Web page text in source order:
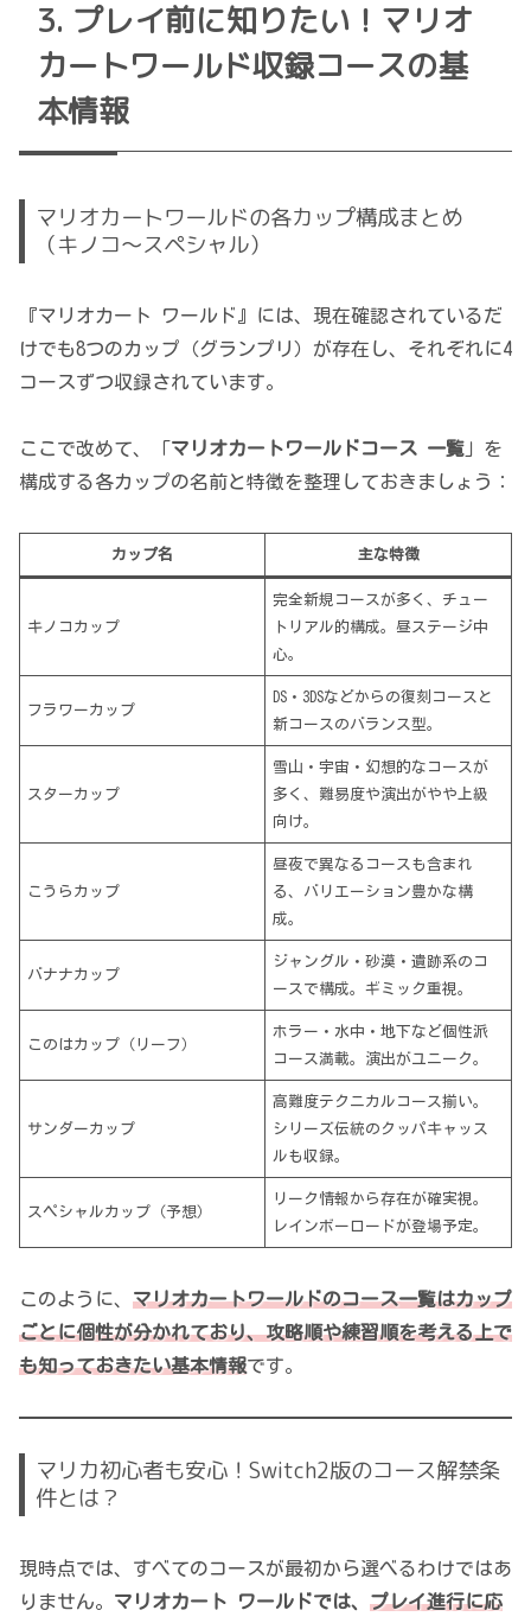
プレイ前に知りたい！マリオ
カートワールド収録コースの基
本情報
マリオカートワールドの各カップ構成まとめ
（キノコ～スペシャル）
『マリオカート ワールド』には、現在確認されているだ
けでも8つのカップ（グランプリ）が存在し、それぞれに4
コースずつ収録されています。
ここで改めて、「 マリオカートワールドコース 一覧 」を
構成する各カップの名前と特徴を整理しておきましょう：
カップ名 主な特徴
キノコカップ
完全新規コースが多く、チュー
トリアル的構成。昼ステージ中
心。
フラワーカップ
DS・3DSなどからの復刻コースと
新コースのバランス型。
スターカップ
雪山・宇宙・幻想的なコースが
多く、難易度や演出がやや上級
向け。
こうらカップ
昼夜で異なるコースも含まれ
る、バリエーション豊かな構
成。
バナナカップ
ジャングル・砂漠・遺跡系のコ
ースで構成。ギミック重視。
このはカップ（リーフ）
ホラー・水中・地下など個性派
コース満載。演出がユニーク。
サンダーカップ
高難度テクニカルコース揃い。
シリーズ伝統のクッパキャッス
ルも収録。
スペシャルカップ（予想）
リーク情報から存在が確実視。
レインボーロードが登場予定。
このように、 マリオカートワールドのコース一覧はカップ
ごとに個性が分かれており、攻略順や練習順を考える上で
も知っておきたい基本情報です。
マリカ初心者も安心！Switch2版のコース解禁条
件とは？
現時点では、すべてのコースが最初から選べるわけではあ
りません。 マリオカート ワールドでは、 プレイ進行に応